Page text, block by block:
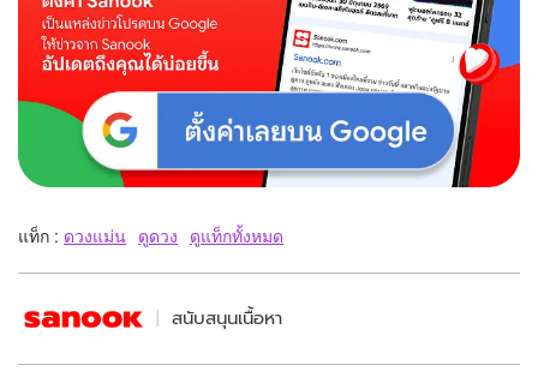
แท็ก : ดวงแม่น ดูดวง ดูแท็กทั้งหมด
สนับสนุนเนื้อหา